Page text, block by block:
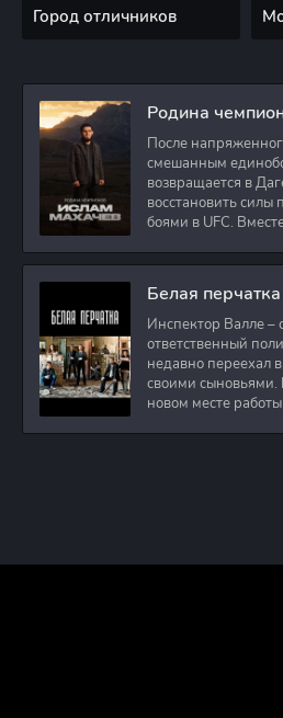
Город отличников
Родина
После
смешанным
возвращается в
восстановить
боями в UFC.
Белая перчатка
Инспектор Валле –
ответственный
недавно переехал
своими
новом месте